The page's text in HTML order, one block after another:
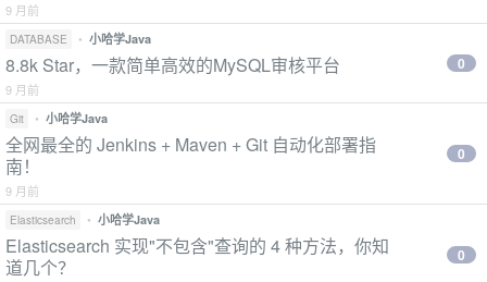
9 月前
DATABASE • 小哈学Java
8.8k Star，一款简单高效的MySQL审核平台
9 月前
0
Git • 小哈学Java
全网最全的 Jenkins + Maven + Git 自动化部署指
南！
9 月前
0
Elasticsearch • 小哈学Java
Elasticsearch 实现"不包含"查询的 4 种方法，你知
道几个？
0